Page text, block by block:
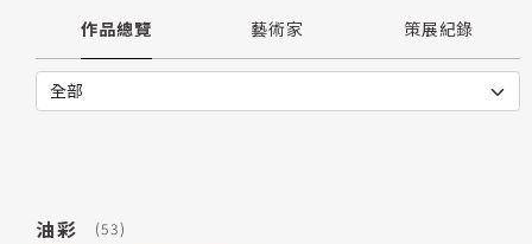
作品總覽 藝術家 策展紀錄
油彩 (53)